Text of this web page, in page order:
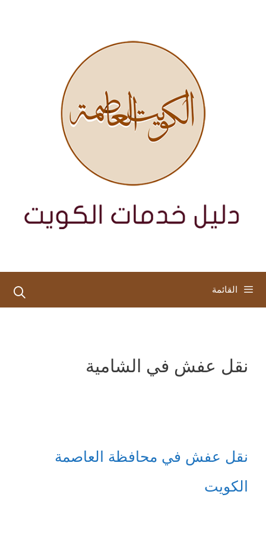
القائمة
نقل عفش في الشامية
نقل عفش في محافظة العاصمة
الكويت